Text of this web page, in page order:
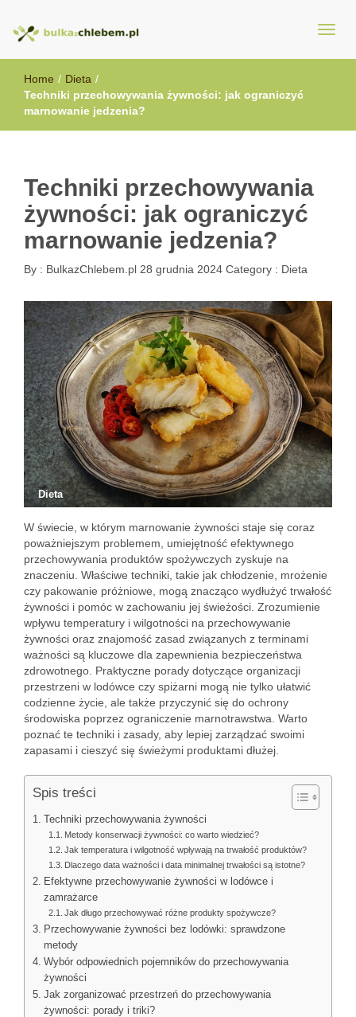
BulkazChlebem.pl
Home / Dieta /
Techniki przechowywania żywności: jak ograniczyć
marnowanie jedzenia?
Techniki przechowywania
żywności: jak ograniczyć
marnowanie jedzenia?
By : BulkazChlebem.pl 28 grudnia 2024 Category : Dieta
Dieta
W świecie, w którym marnowanie żywności staje się coraz
poważniejszym problemem, umiejętność efektywnego
przechowywania produktów spożywczych zyskuje na
znaczeniu. Właściwe techniki, takie jak chłodzenie, mrożenie
czy pakowanie próżniowe, mogą znacząco wydłużyć trwałość
żywności i pomóc w zachowaniu jej świeżości. Zrozumienie
wpływu temperatury i wilgotności na przechowywanie
żywności oraz znajomość zasad związanych z terminami
ważności są kluczowe dla zapewnienia bezpieczeństwa
zdrowotnego. Praktyczne porady dotyczące organizacji
przestrzeni w lodówce czy spiżarni mogą nie tylko ułatwić
codzienne życie, ale także przyczynić się do ochrony
środowiska poprzez ograniczenie marnotrawstwa. Warto
poznać te techniki i zasady, aby lepiej zarządzać swoimi
zapasami i cieszyć się świeżymi produktami dłużej.
Spis treści
Techniki przechowywania żywności
Metody konserwacji żywności: co warto wiedzieć?
Jak temperatura i wilgotność wpływają na trwałość produktów?
Dlaczego data ważności i data minimalnej trwałości są istotne?
Efektywne przechowywanie żywności w lodówce i
zamrażarce
Jak długo przechowywać różne produkty spożywcze?
Przechowywanie żywności bez lodówki: sprawdzone
metody
Wybór odpowiednich pojemników do przechowywania
żywności
Jak zorganizować przestrzeń do przechowywania
żywności: porady i triki?